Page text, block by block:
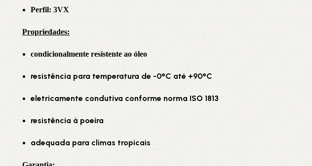
Perfil: 3VX
Propriedades:
condicionalmente resistente ao óleo
resistência para temperatura de -0°C até +90°C
eletricamente condutiva conforme norma ISO 1813
resistência à poeira
adequada para climas tropicais